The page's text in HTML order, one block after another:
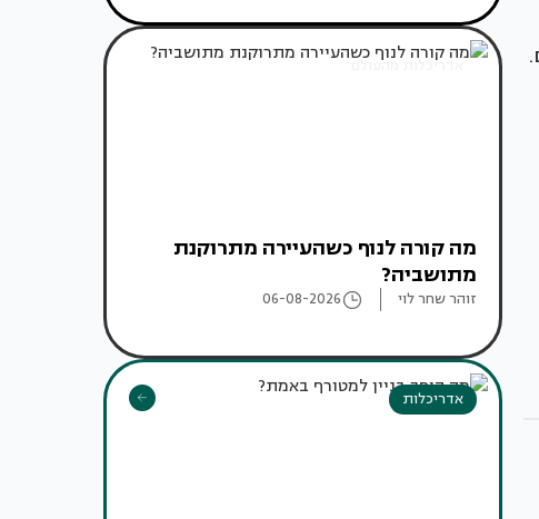
אדריכלות מהעולם
מה קורה לנוף כשהעיירה מתרוקנת
מתושביה?
זוהר שחר לוי 06-08-2026
אדריכלות